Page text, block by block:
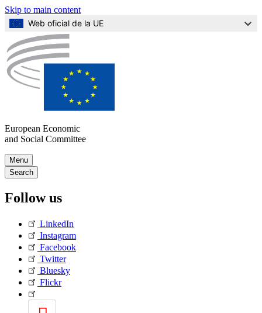
Skip to main content
Web oficial de la UE
European Economic
and Social Committee
Main
navigation
(Mobile)
Menu
to
Content
Search
Follow us
LinkedIn
Instagram
Facebook
Twitter
Bluesky
Flickr